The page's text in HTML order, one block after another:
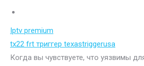
Iptv premium
tx22 frt триггер texastriggerusa
Когда вы чувствуете, что уязвимы